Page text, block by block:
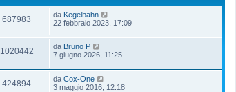
687983 da Kegelbahn
22 febbraio 2023, 17:09
1020442 da Bruno P
7 giugno 2026, 11:25
424894 da Cox-One
3 maggio 2016, 12:18